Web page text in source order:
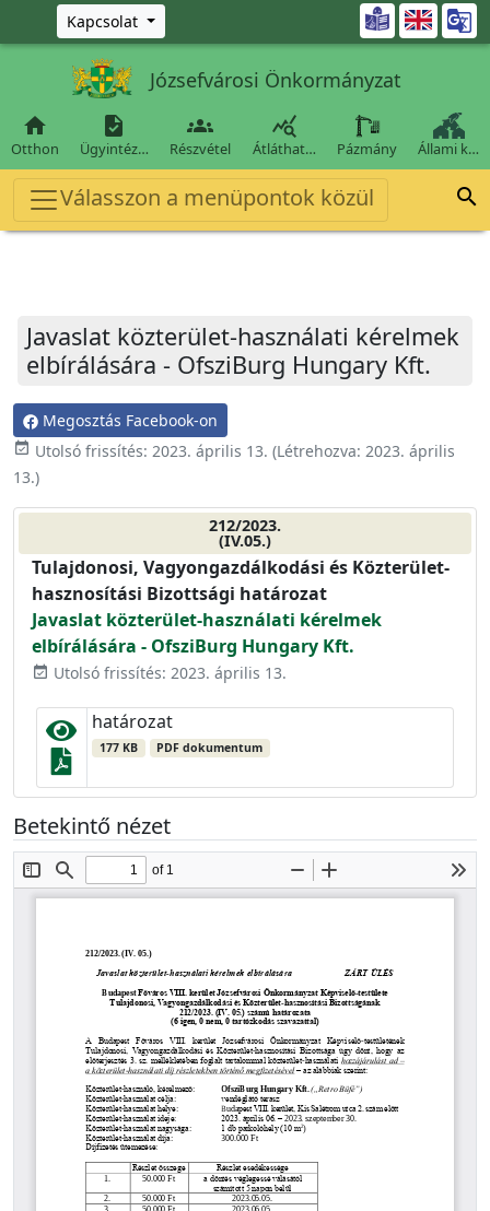
Ugrás a fő tartalomra
Kapcsolat 
Józsefvárosi Önkormányzat

Otthon

Ügyintéz…

Részvétel

Átláthat… Pázmány Állami k…
Válasszon a menüpontok közül 
Javaslat közterület-használati kérelmek
elbírálására - OfsziBurg Hungary Kft.
Megosztás Facebook-on
event_available Utolsó frissítés: 2023. április 13. (Létrehozva: 2023. április
13.)
212/2023.
(IV.05.)
Tulajdonosi, Vagyongazdálkodási és Közterület-
hasznosítási Bizottsági határozat
Javaslat közterület-használati kérelmek
elbírálására - OfsziBurg Hungary Kft.
event_available Utolsó frissítés: 2023. április 13.
határozat
177 KB PDF dokumentum
Betekintő nézet